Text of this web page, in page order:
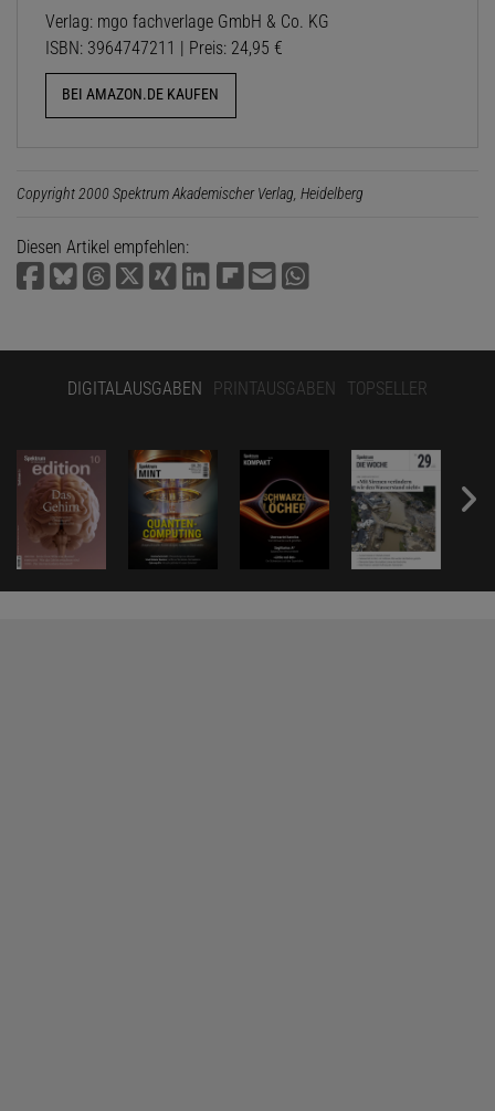
Verlag: mgo fachverlage GmbH & Co. KG
ISBN: 3964747211 | Preis: 24,95 €
BEI AMAZON.DE KAUFEN
Copyright 2000 Spektrum Akademischer Verlag, Heidelberg
Diesen Artikel empfehlen:
DIGITALAUSGABEN PRINTAUSGABEN TOPSELLER